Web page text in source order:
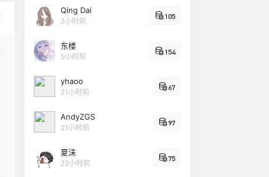
Qing Dai
2小时前
105
东楼
5小时前
154
yhaoo
21小时前
67
AndyZGS
21小时前
97
夏沫
22小时前
75